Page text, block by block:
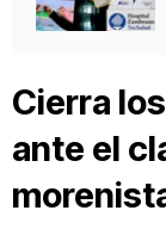
Cierra
ante el